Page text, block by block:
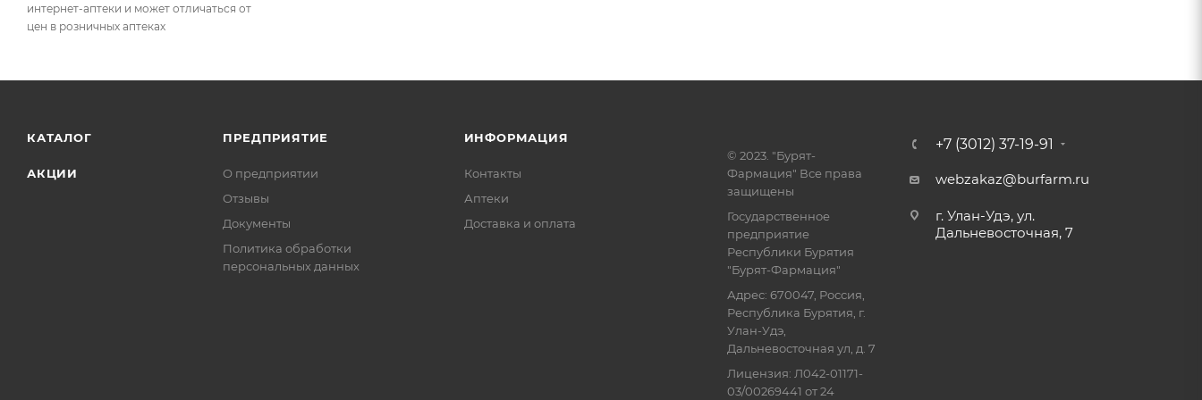
интернет-аптеки и может отличаться от
цен в розничных аптеках
КАТАЛОГ
АКЦИИ
ПРЕДПРИЯТИЕ
О предприятии
Отзывы
Документы
Политика обработки
персональных данных
ИНФОРМАЦИЯ
Контакты
Аптеки
Доставка и оплата
© 2023. "Бурят-
Фармация" Все права
защищены
Государственное
предприятие
Республики Бурятия
"Бурят-Фармация"
Адрес: 670047, Россия,
Республика Бурятия, г.
Улан-Удэ,
Дальневосточная ул, д. 7
Лицензия: Л042-01171-
03/00269441 от 24
+7 (3012) 37-19-91
webzakaz@burfarm.ru
г. Улан-Удэ, ул.
Дальневосточная, 7